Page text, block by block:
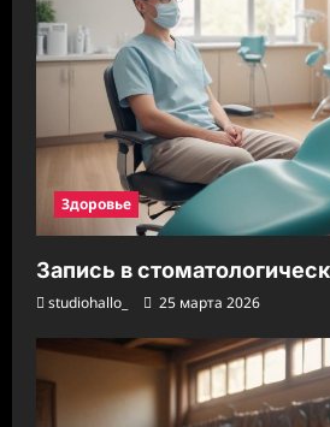
Здоровье
Запись в
studiohallo_ 25 марта 2026